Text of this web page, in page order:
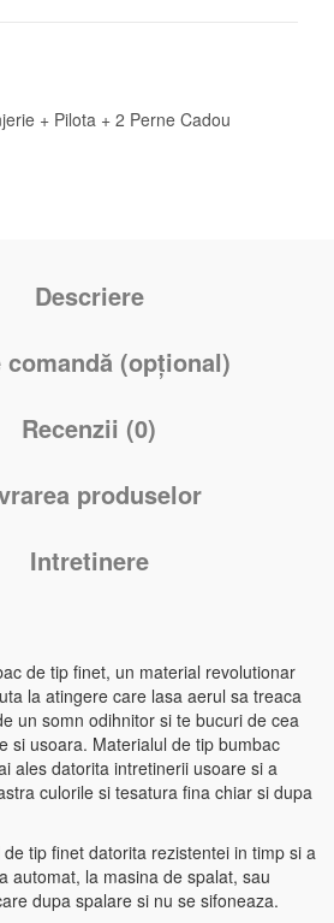
+ Pilota + 2 Perne Cadou
Descriere
comandă (opțional)
Recenzii (0)
produselor
Intretinere
de tip finet, un material revolutionar
la atingere care lasa aerul sa treaca
un somn odihnitor si te bucuri de cea
si usoara. Materialul de tip bumbac
ales datorita intretinerii usoare si a
culorile si tesatura fina chiar si dupa
tip finet datorita rezistentei in timp si a
automat, la masina de spalat, sau
dupa spalare si nu se sifoneaza.